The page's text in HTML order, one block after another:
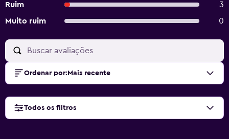
Ruim
3
Muito ruim
0
Ordenar por: Mais recente
Todos os filtros